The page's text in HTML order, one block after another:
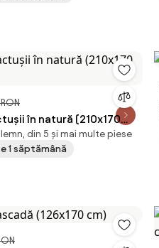
în natură (210x170
lemn, din 5 și mai multe piese
1 săptămână